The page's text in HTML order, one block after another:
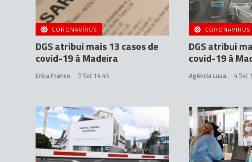
CORONAVÍRUS
DGS atribui mais 13 casos de
covid-19 à Madeira
Erica Franco 3 Set 14:45
CORONAVÍRUS
DGS atribui
covid-19 à
Agência Lusa 4 Set